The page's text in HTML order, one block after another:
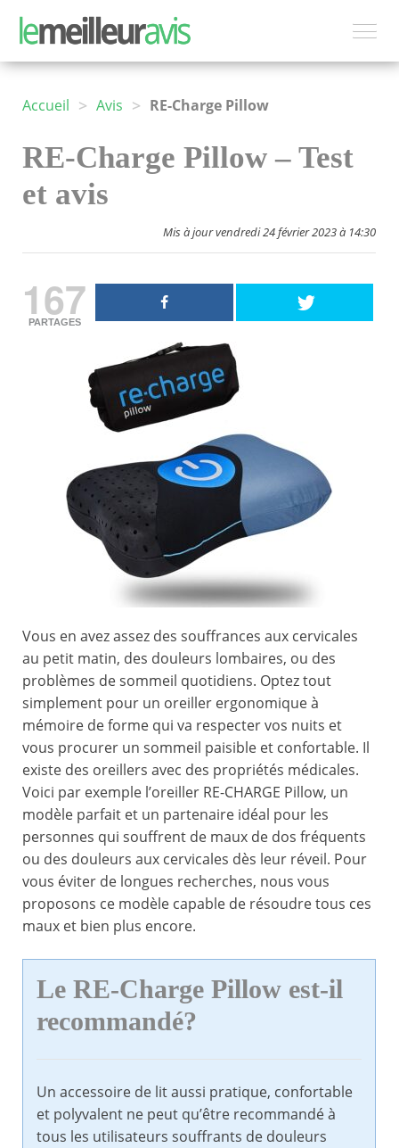
Accueil > Avis > RE-Charge Pillow
RE-Charge Pillow – Test
et avis
Mis à jour vendredi 24 février 2023 à 14:30
167
PARTAGES
Vous en avez assez des souffrances aux cervicales
au petit matin, des douleurs lombaires, ou des
problèmes de sommeil quotidiens. Optez tout
simplement pour un oreiller ergonomique à
mémoire de forme qui va respecter vos nuits et
vous procurer un sommeil paisible et confortable. Il
existe des oreillers avec des propriétés médicales.
Voici par exemple l’oreiller RE-CHARGE Pillow, un
modèle parfait et un partenaire idéal pour les
personnes qui souffrent de maux de dos fréquents
ou des douleurs aux cervicales dès leur réveil. Pour
vous éviter de longues recherches, nous vous
proposons ce modèle capable de résoudre tous ces
maux et bien plus encore.
Le RE-Charge Pillow est-il
recommandé?
Un accessoire de lit aussi pratique, confortable
et polyvalent ne peut qu’être recommandé à
tous les utilisateurs souffrants de douleurs